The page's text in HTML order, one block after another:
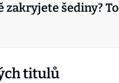
zakryjete šediny?
titulů